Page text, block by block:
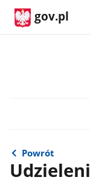
gov.pl
Powrót